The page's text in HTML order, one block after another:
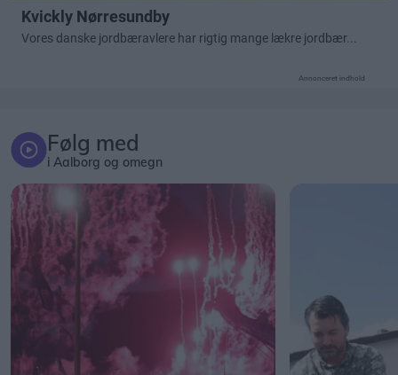
Annonceret indhold
Følg med
i Aalborg og omegn